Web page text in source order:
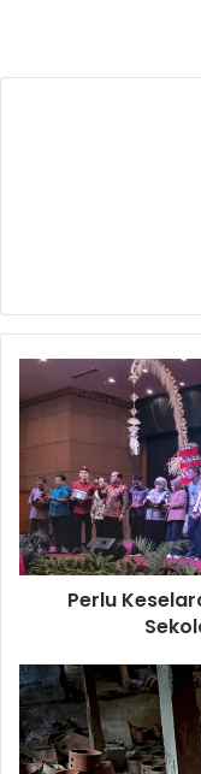
e
K
e
s
e
a
s
a
n
Perlu
D
e
b
i